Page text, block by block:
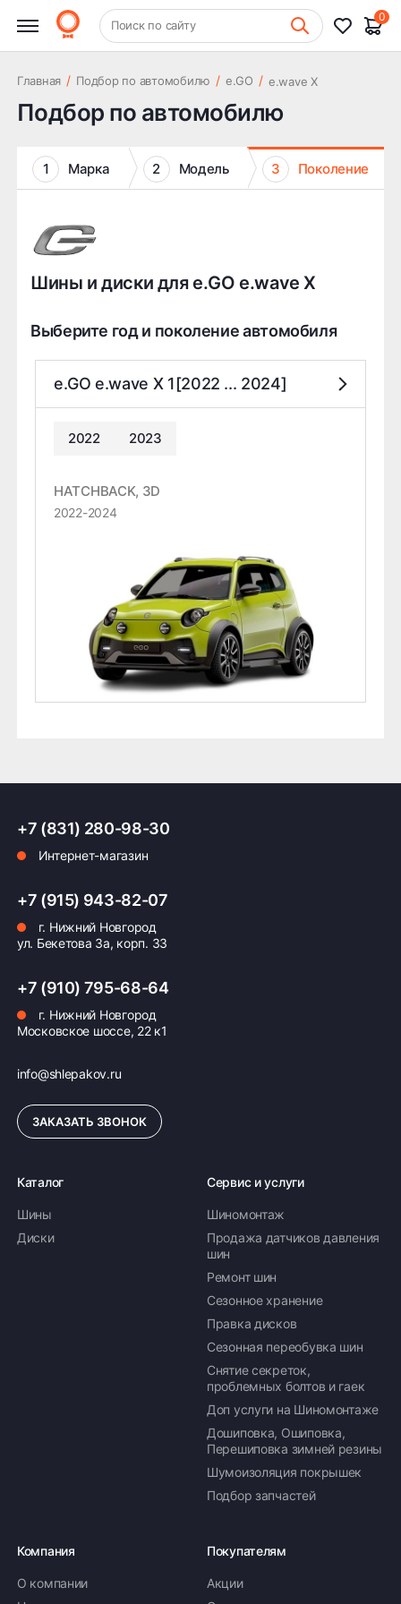
+7 (831) 261-35-35 Шиномонтаж
Поиск по сайту
0
Главная / Подбор по автомобилю / e.GO / e.wave X
Подбор по автомобилю
1 Марка 2 Модель 3 Поколение
Шины и диски для e.GO e.wave X
Выберите год и поколение автомобиля
e.GO e.wave X 1[2022 ... 2024]
2022 2023
HATCHBACK, 3D
2022-2024
+7 (831) 280-98-30
Интернет-магазин
+7 (915) 943-82-07
г. Нижний Новгород
ул. Бекетова 3а, корп. 33
+7 (910) 795-68-64
г. Нижний Новгород
Московское шоссе, 22 к1
info@shlepakov.ru
ЗАКАЗАТЬ ЗВОНОК
Каталог
Шины
Диски
Сервис и услуги
Шиномонтаж
Продажа датчиков давления
шин
Ремонт шин
Сезонное хранение
Правка дисков
Сезонная переобувка шин
Снятие секреток,
проблемных болтов и гаек
Доп услуги на Шиномонтаже
Дошиповка, Ошиповка,
Перешиповка зимней резины
Шумоизоляция покрышек
Подбор запчастей
Компания
О компании
Покупателям
Акции